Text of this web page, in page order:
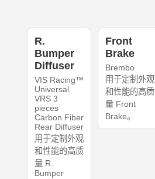
R.
Bumper
Diffuser
VIS Racing™
Universal
VRS 3
pieces
Carbon Fiber
Rear Diffuser
用于定制外观
和性能的高质
量 R.
Bumper
Front
Brake
Brembo
用于定制外观
和性能的高质
量 Front
Brake。